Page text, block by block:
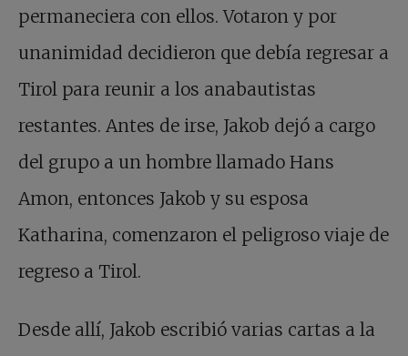
permaneciera con ellos. Votaron y por
unanimidad decidieron que debía regresar a
Tirol para reunir a los anabautistas
restantes. Antes de irse, Jakob dejó a cargo
del grupo a un hombre llamado Hans
Amon, entonces Jakob y su esposa
Katharina, comenzaron el peligroso viaje de
regreso a Tirol.
Desde allí, Jakob escribió varias cartas a la